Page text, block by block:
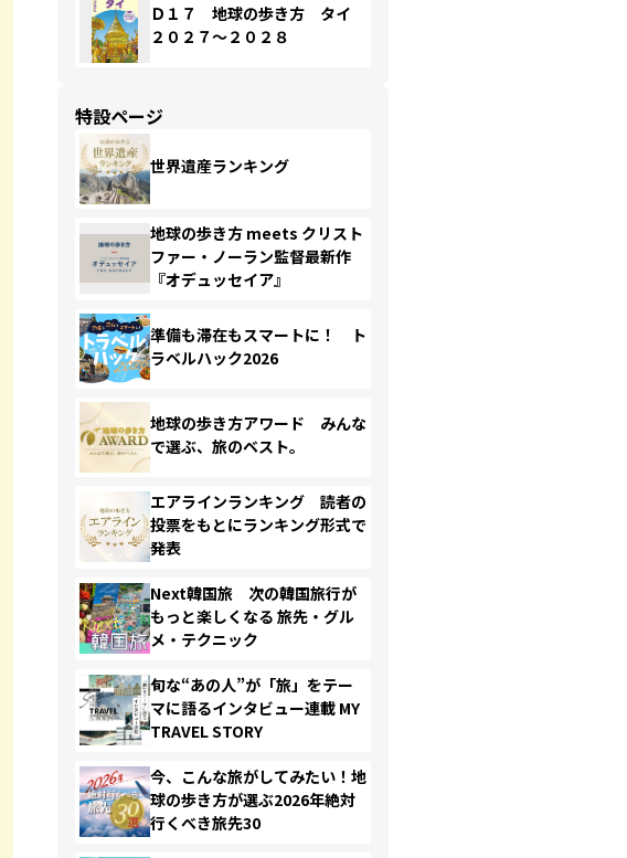
Ｄ１７ 地球の歩き方 タイ
２０２７～２０２８
特設ページ
世界遺産ランキング
地球の歩き方 meets クリスト
ファー・ノーラン監督最新作
『オデュッセイア』
準備も滞在もスマートに！ ト
ラベルハック2026
地球の歩き方アワード みんな
で選ぶ、旅のベスト。
エアラインランキング 読者の
投票をもとにランキング形式で
発表
Next韓国旅 次の韓国旅行が
もっと楽しくなる 旅先・グル
メ・テクニック
旬な“あの人”が「旅」をテー
マに語るインタビュー連載 MY
TRAVEL STORY
今、こんな旅がしてみたい！地
球の歩き方が選ぶ2026年絶対
行くべき旅先30